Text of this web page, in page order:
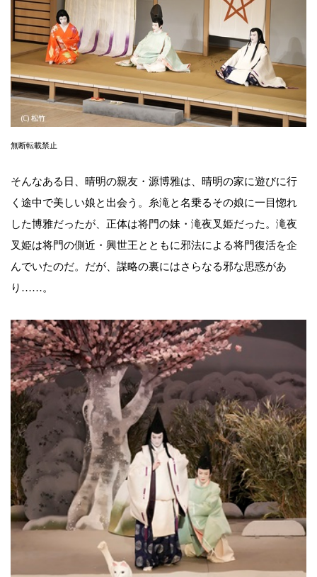
無断転載禁止
そんなある日、晴明の親友・源博雅は、晴明の家に遊びに行
く途中で美しい娘と出会う。糸滝と名乗るその娘に一目惚れ
した博雅だったが、正体は将門の妹・滝夜叉姫だった。滝夜
叉姫は将門の側近・興世王とともに邪法による将門復活を企
んでいたのだ。だが、謀略の裏にはさらなる邪な思惑があ
り……。